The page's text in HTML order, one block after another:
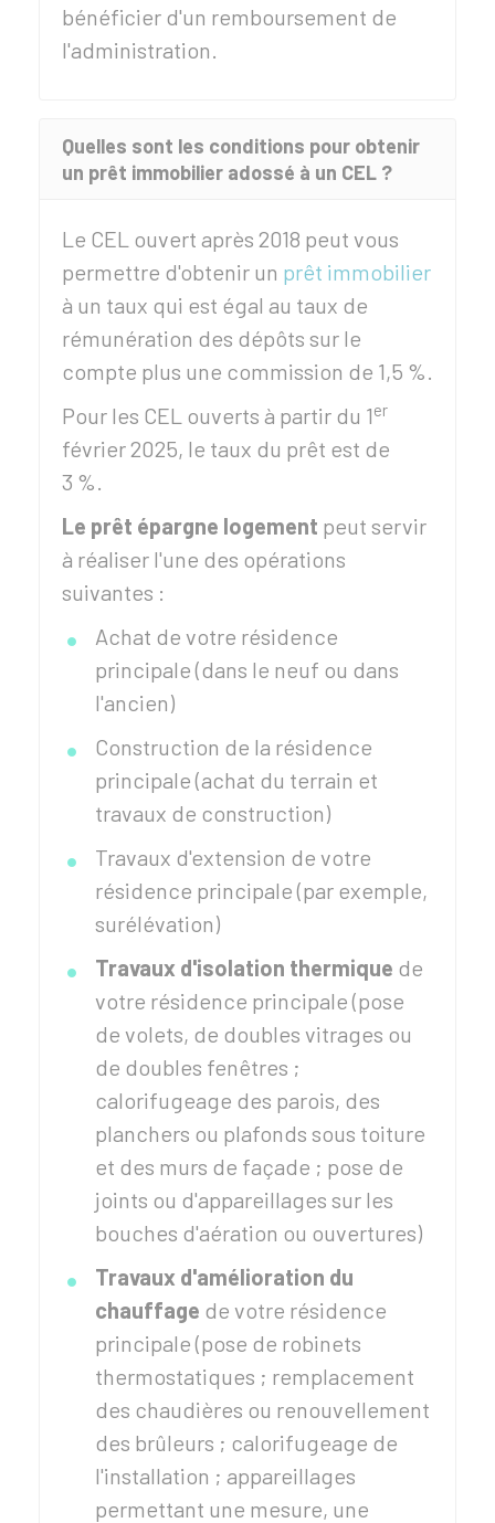
bénéficier d'un remboursement de
l'administration.
Quelles sont les conditions pour obtenir
un prêt immobilier adossé à un CEL ?
Le CEL ouvert après 2018 peut vous
permettre d'obtenir un prêt immobilier
à un taux qui est égal au taux de
rémunération des dépôts sur le
compte plus une commission de 1,5 %.
Pour les CEL ouverts à partir du 1er
février 2025, le taux du prêt est de
3 %.
Le prêt épargne logement peut servir
à réaliser l'une des opérations
suivantes :
Achat de votre résidence
principale (dans le neuf ou dans
l'ancien)
Construction de la résidence
principale (achat du terrain et
travaux de construction)
Travaux d'extension de votre
résidence principale (par exemple,
surélévation)
Travaux d'isolation thermique de
votre résidence principale (pose
de volets, de doubles vitrages ou
de doubles fenêtres ;
calorifugeage des parois, des
planchers ou plafonds sous toiture
et des murs de façade ; pose de
joints ou d'appareillages sur les
bouches d'aération ou ouvertures)
Travaux d'amélioration du
chauffage de votre résidence
principale (pose de robinets
thermostatiques ; remplacement
des chaudières ou renouvellement
des brûleurs ; calorifugeage de
l'installation ; appareillages
permettant une mesure, une